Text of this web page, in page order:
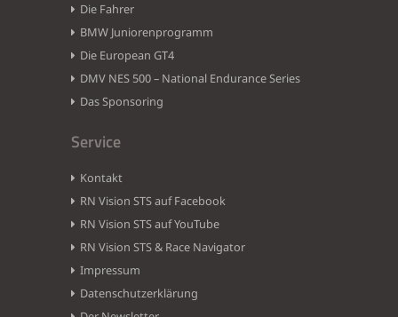
Die Fahrer
BMW Juniorenprogramm
Die European GT4
DMV NES 500 – National Endurance Series
Das Sponsoring
Service
Kontakt
RN Vision STS auf Facebook
RN Vision STS auf YouTube
RN Vision STS & Race Navigator
Impressum
Datenschutzerklärung